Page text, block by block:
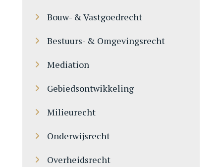
Bouw- & Vastgoedrecht
Bestuurs- & Omgevingsrecht
Mediation
Gebiedsontwikkeling
Milieurecht
Onderwijsrecht
Overheidsrecht